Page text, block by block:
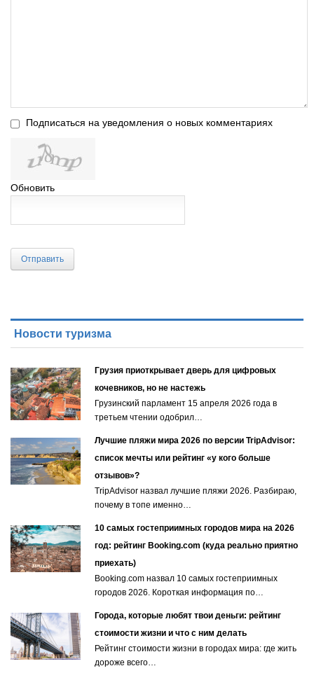
Подписаться на уведомления о новых комментариях
Обновить
Отправить
Новости туризма
Грузия приоткрывает дверь для цифровых
кочевников, но не настежь
Грузинский парламент 15 апреля 2026 года в
третьем чтении одобрил…
Лучшие пляжи мира 2026 по версии TripAdvisor:
список мечты или рейтинг «у кого больше
отзывов»?
TripAdvisor назвал лучшие пляжи 2026. Разбираю,
почему в топе именно…
10 самых гостеприимных городов мира на 2026
год: рейтинг Booking.com (куда реально приятно
приехать)
Booking.com назвал 10 самых гостеприимных
городов 2026. Короткая информация по…
Города, которые любят твои деньги: рейтинг
стоимости жизни и что с ним делать
Рейтинг стоимости жизни в городах мира: где жить
дороже всего…